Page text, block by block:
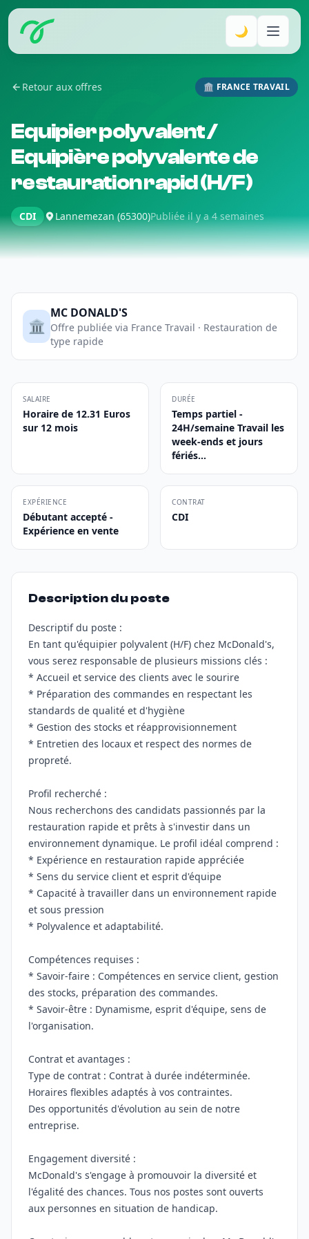
🌙
Retour aux offres 🏛️ FRANCE TRAVAIL
Equipier polyvalent /
Equipière polyvalente de
restauration rapid (H/F)
CDI Lannemezan (65300)Publiée il y a 4 semaines
🏛️
MC DONALD'S
Offre publiée via France Travail · Restauration de
type rapide
SALAIRE
Horaire de 12.31 Euros
sur 12 mois
DURÉE
Temps partiel -
24H/semaine Travail les
week-ends et jours
fériés...
EXPÉRIENCE
Débutant accepté -
Expérience en vente
CONTRAT
CDI
Description du poste
Descriptif du poste :
En tant qu'équipier polyvalent (H/F) chez McDonald's,
vous serez responsable de plusieurs missions clés :
* Accueil et service des clients avec le sourire
* Préparation des commandes en respectant les
standards de qualité et d'hygiène
* Gestion des stocks et réapprovisionnement
* Entretien des locaux et respect des normes de
propreté.
Profil recherché :
Nous recherchons des candidats passionnés par la
restauration rapide et prêts à s'investir dans un
environnement dynamique. Le profil idéal comprend :
* Expérience en restauration rapide appréciée
* Sens du service client et esprit d'équipe
* Capacité à travailler dans un environnement rapide
et sous pression
* Polyvalence et adaptabilité.
Compétences requises :
* Savoir-faire : Compétences en service client, gestion
des stocks, préparation des commandes.
* Savoir-être : Dynamisme, esprit d'équipe, sens de
l'organisation.
Contrat et avantages :
Type de contrat : Contrat à durée indéterminée.
Horaires flexibles adaptés à vos contraintes.
Des opportunités d'évolution au sein de notre
entreprise.
Engagement diversité :
McDonald's s'engage à promouvoir la diversité et
l'égalité des chances. Tous nos postes sont ouverts
aux personnes en situation de handicap.